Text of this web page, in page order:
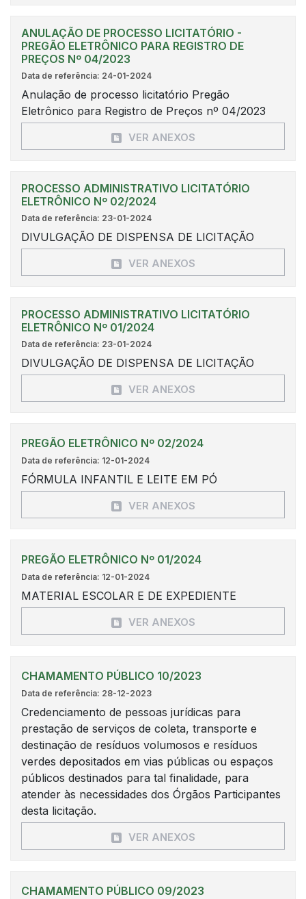
ANULAÇÃO DE PROCESSO LICITATÓRIO -
PREGÃO ELETRÔNICO PARA REGISTRO DE
PREÇOS Nº 04/2023
Data de referência: 24-01-2024
Anulação de processo licitatório Pregão
Eletrônico para Registro de Preços nº 04/2023
VER ANEXOS
PROCESSO ADMINISTRATIVO LICITATÓRIO
ELETRÔNICO Nº 02/2024
Data de referência: 23-01-2024
DIVULGAÇÃO DE DISPENSA DE LICITAÇÃO
VER ANEXOS
PROCESSO ADMINISTRATIVO LICITATÓRIO
ELETRÔNICO Nº 01/2024
Data de referência: 23-01-2024
DIVULGAÇÃO DE DISPENSA DE LICITAÇÃO
VER ANEXOS
PREGÃO ELETRÔNICO Nº 02/2024
Data de referência: 12-01-2024
FÓRMULA INFANTIL E LEITE EM PÓ
VER ANEXOS
PREGÃO ELETRÔNICO Nº 01/2024
Data de referência: 12-01-2024
MATERIAL ESCOLAR E DE EXPEDIENTE
VER ANEXOS
CHAMAMENTO PÚBLICO 10/2023
Data de referência: 28-12-2023
Credenciamento de pessoas jurídicas para
prestação de serviços de coleta, transporte e
destinação de resíduos volumosos e resíduos
verdes depositados em vias públicas ou espaços
públicos destinados para tal finalidade, para
atender às necessidades dos Órgãos Participantes
desta licitação.
VER ANEXOS
CHAMAMENTO PÚBLICO 09/2023